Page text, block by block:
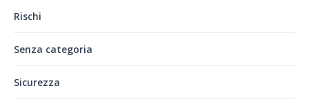
Rischi
Senza categoria
Sicurezza